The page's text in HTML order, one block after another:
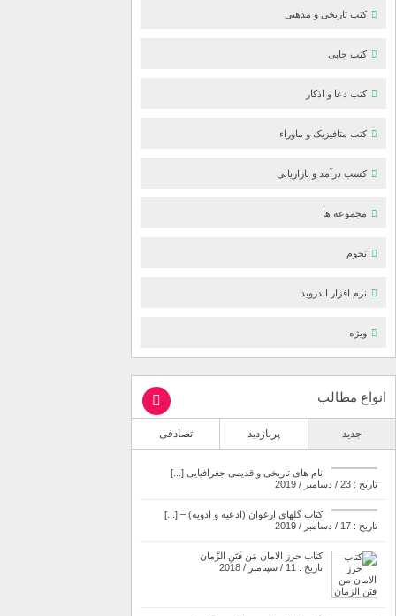
کتب تاریخی و مذهبی
کتب چاپی
کتب دعا و اذکار
کتب متافیزیک و ماوراء
کسب درآمد و بازاریابی
مجموعه ها
نجوم
نرم افزار اندروید
ویژه
انواع مطالب
جدید پربازدید تصادفی
نام های تاریخی و قدیمی جغرافیایی [...]
تاریخ : 23 / دسامبر / 2019
کتاب گلهای ارغوان (ادعیه و ادویه) – [...]
تاریخ : 17 / دسامبر / 2019
کتاب حرز الامان مَن فَتَنِ الزَّمان
تاریخ : 11 / سپتامبر / 2018